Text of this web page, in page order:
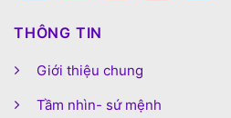
THÔNG TIN
Giới thiệu chung
Tầm nhìn- sứ mệnh